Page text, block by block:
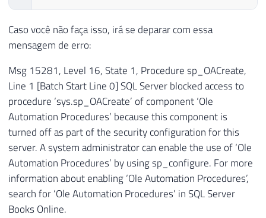
Caso você não faça isso, irá se deparar com essa
mensagem de erro:
Msg 15281, Level 16, State 1, Procedure sp_OACreate,
Line 1 [Batch Start Line 0] SQL Server blocked access to
procedure ‘sys.sp_OACreate’ of component ‘Ole
Automation Procedures’ because this component is
turned off as part of the security configuration for this
server. A system administrator can enable the use of ‘Ole
Automation Procedures’ by using sp_configure. For more
information about enabling ‘Ole Automation Procedures’,
search for ‘Ole Automation Procedures’ in SQL Server
Books Online.